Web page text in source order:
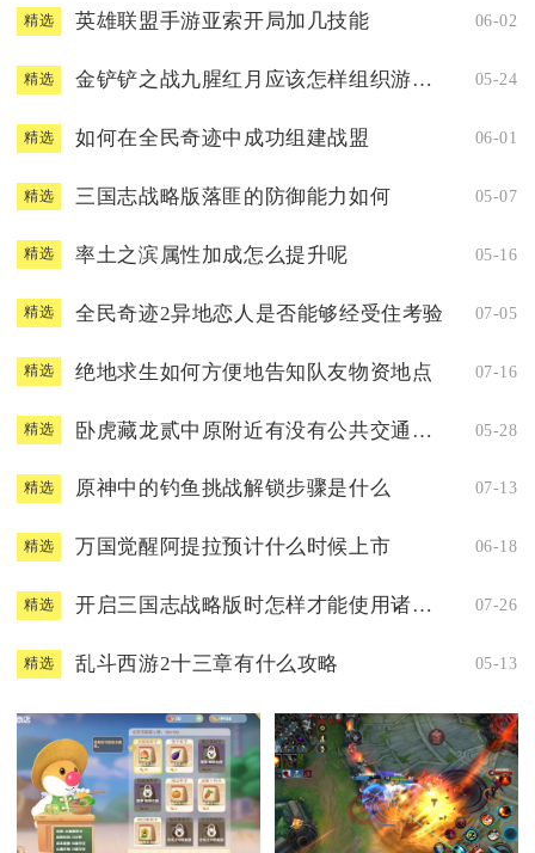
精选 英雄联盟手游亚索开局加几技能 06-02
精选 金铲铲之战九腥红月应该怎样组织游戏团队 05-24
精选 如何在全民奇迹中成功组建战盟 06-01
精选 三国志战略版落匪的防御能力如何 05-07
精选 率土之滨属性加成怎么提升呢 05-16
精选 全民奇迹2异地恋人是否能够经受住考验 07-05
精选 绝地求生如何方便地告知队友物资地点 07-16
精选 卧虎藏龙贰中原附近有没有公共交通站点 05-28
精选 原神中的钓鱼挑战解锁步骤是什么 07-13
精选 万国觉醒阿提拉预计什么时候上市 06-18
精选 开启三国志战略版时怎样才能使用诸葛亮 07-26
精选 乱斗西游2十三章有什么攻略 05-13